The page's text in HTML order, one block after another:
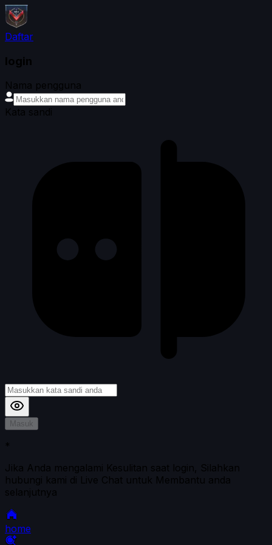
Daftar
login
Nama pengguna
Kata sandi
Masuk
*
Jika Anda mengalami Kesulitan saat login, Silahkan
hubungi kami di Live Chat untuk Membantu anda
selanjutnya
home